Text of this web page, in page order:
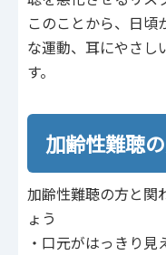
このことから、日頃
な運動、耳にやさし
す。
加齢性難聴
加齢性難聴の方と関
ょう
・口元がはっきり